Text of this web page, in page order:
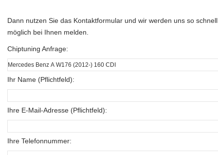
Dann nutzen Sie das Kontaktformular und wir werden uns so
möglich bei Ihnen melden.
Chiptuning Anfrage:
Ihr Name (Pflichtfeld):
Ihre E-Mail-Adresse (Pflichtfeld):
Ihre Telefonnummer: